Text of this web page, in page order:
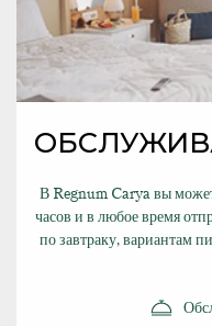
В Regnum Carya вы
часов и в любое время
по завтраку, вариантам